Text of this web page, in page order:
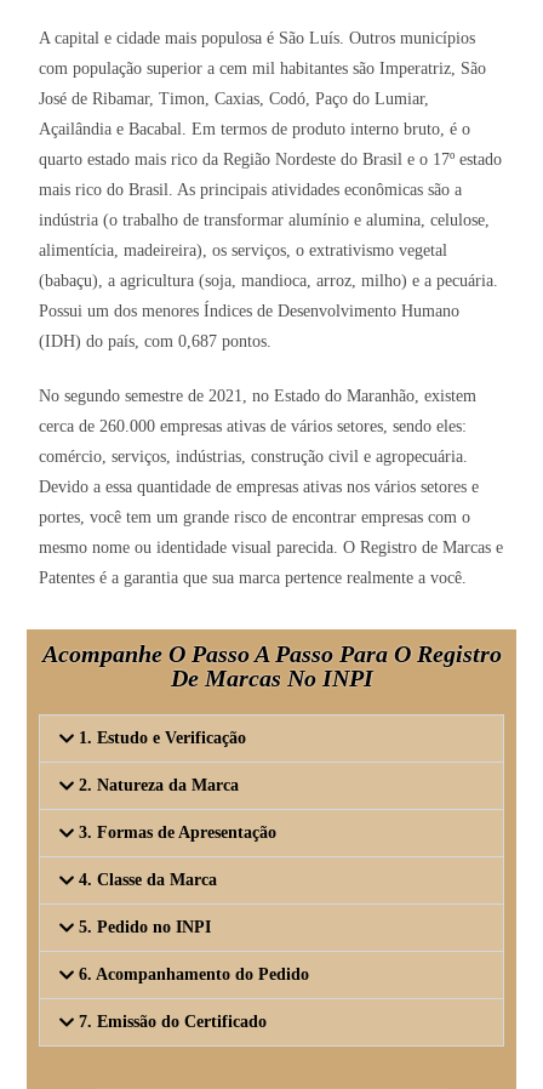
A capital e cidade mais populosa é São Luís. Outros municípios
com população superior a cem mil habitantes são Imperatriz, São
José de Ribamar, Timon, Caxias, Codó, Paço do Lumiar,
Açailândia e Bacabal. Em termos de produto interno bruto, é o
quarto estado mais rico da Região Nordeste do Brasil e o 17º estado
mais rico do Brasil. As principais atividades econômicas são a
indústria (o trabalho de transformar alumínio e alumina, celulose,
alimentícia, madeireira), os serviços, o extrativismo vegetal
(babaçu), a agricultura (soja, mandioca, arroz, milho) e a pecuária.
Possui um dos menores Índices de Desenvolvimento Humano
(IDH) do país, com 0,687 pontos.
No segundo semestre de 2021, no Estado do Maranhão, existem
cerca de 260.000 empresas ativas de vários setores, sendo eles:
comércio, serviços, indústrias, construção civil e agropecuária.
Devido a essa quantidade de empresas ativas nos vários setores e
portes, você tem um grande risco de encontrar empresas com o
mesmo nome ou identidade visual parecida. O Registro de Marcas e
Patentes é a garantia que sua marca pertence realmente a você.
Acompanhe O Passo A Passo Para O Registro
De Marcas No INPI
1. Estudo e Verificação
2. Natureza da Marca
3. Formas de Apresentação
4. Classe da Marca
5. Pedido no INPI
6. Acompanhamento do Pedido
7. Emissão do Certificado